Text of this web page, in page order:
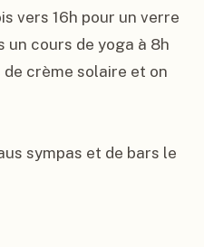
vers 16h pour un verre
un cours de yoga à 8h
crème solaire et on
sympas et de bars le